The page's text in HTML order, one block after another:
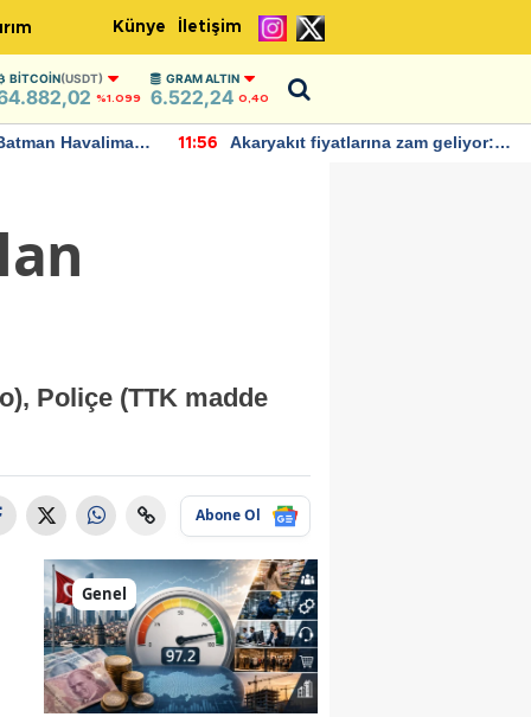
Künye İletişim
BITCOIN(USDT)
%1.099
GRAM ALTIN
6.522,24 0,40
Havalimanı
11:56
Akaryakıt fiyatlarına zam geliyor:
Poliçe (TTK madde
Abone Ol
Genel